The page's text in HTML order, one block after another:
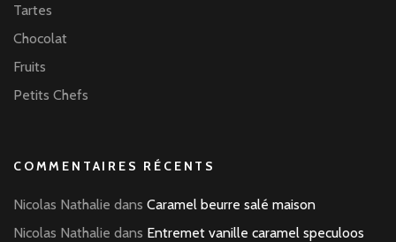
Tartes
Chocolat
Fruits
Petits Chefs
COMMENTAIRES RÉCENTS
Nicolas Nathalie dans Caramel beurre salé maison
Nicolas Nathalie dans Entremet vanille caramel speculoos